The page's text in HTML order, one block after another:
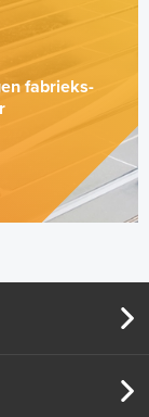
fabrieks-